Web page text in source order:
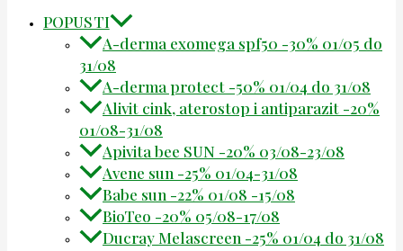
POPUSTI
A-derma exomega spf50 -30% 01/05 do
31/08
A-derma protect -50% 01/04 do 31/08
Alivit cink, aterostop i antiparazit -20%
01/08-31/08
Apivita bee SUN -20% 03/08-23/08
Avene sun -25% 01/04-31/08
Babe sun -22% 01/08 -15/08
BioTeo -20% 05/08-17/08
Ducray Melascreen -25% 01/04 do 31/08